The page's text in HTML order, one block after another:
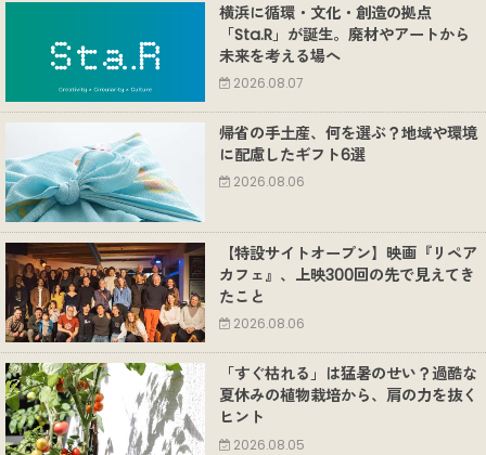
横浜に循環・文化・創造の拠点
「Sta.R」が誕生。廃材やアートから
未来を考える場へ
2026.08.07
帰省の手土産、何を選ぶ？地域や環境
に配慮したギフト6選
2026.08.06
【特設サイトオープン】映画『リペア
カフェ』、上映300回の先で見えてき
たこと
2026.08.06
「すぐ枯れる」は猛暑のせい？過酷な
夏休みの植物栽培から、肩の力を抜く
ヒント
2026.08.05